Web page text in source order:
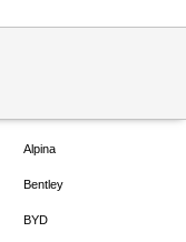
Alpina
Bentley
BYD